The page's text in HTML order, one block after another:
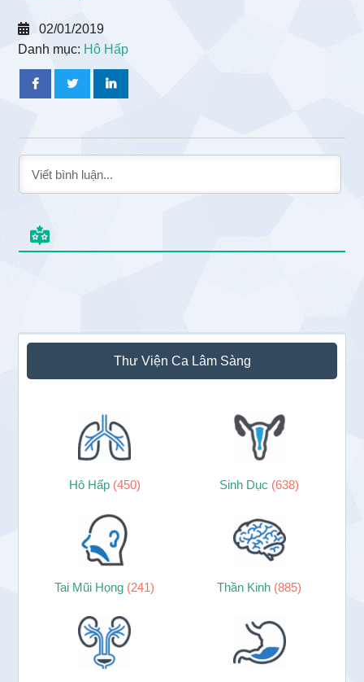
02/01/2019
Danh mục: Hô Hấp
Sidebar
chính
Thư Viện Ca Lâm Sàng
Hô Hấp (450) Sinh Dục (638)
Tai Mũi Họng (241) Thần Kinh (885)